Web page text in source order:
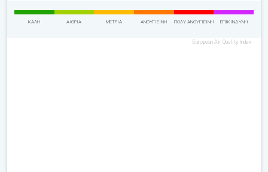
ΚΑΛΉ ΑΊΘΡΙΑ ΜΈΤΡΙΑ ΑΝΘΥΓΙΕΙΝΉ ΠΟΛΎ ΑΝΘΥΓΙΕΙΝΉ ΕΠΙΚΊΝΔΥΝΗ
European Air Quality Index